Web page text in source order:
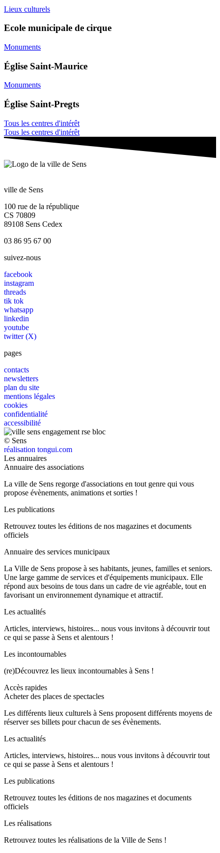
Lieux culturels
Ecole municipale de cirque
Monuments
Église Saint-Maurice
Monuments
Église Saint-Pregts
Tous les centres d'intérêt
Tous les centres d'intérêt
ville de Sens
100 rue de la république
CS 70809
89108 Sens Cedex
03 86 95 67 00
suivez-nous
facebook
instagram
threads
tik tok
whatsapp
linkedin
youtube
twitter (X)
pages
contacts
newsletters
plan du site
mentions légales
cookies
confidentialité
accessibilité
© Sens
réalisation tongui.com
Les annuaires
Annuaire des associations
La ville de Sens regorge d'associations en tout genre qui vous
propose évènements, animations et sorties !
Les publications
Retrouvez toutes les éditions de nos magazines et documents
officiels
Annuaire des services municipaux
La Ville de Sens propose à ses habitants, jeunes, familles et seniors.
Une large gamme de services et d'équipements municipaux. Elle
répond aux besoins de tous dans un cadre de vie agréable, tout en
favorisant un environnement dynamique et attractif.
Les actualités
Articles, interviews, histoires... nous vous invitons à découvrir tout
ce qui se passe à Sens et alentours !
Les incontournables
(re)Découvrez les lieux incontournables à Sens !
Accès rapides
Acheter des places de spectacles
Les différents lieux culturels à Sens proposent différents moyens de
réserver ses billets pour chacun de ses évènements.
Les actualités
Articles, interviews, histoires... nous vous invitons à découvrir tout
ce qui se passe à Sens et alentours !
Les publications
Retrouvez toutes les éditions de nos magazines et documents
officiels
Les réalisations
Retrouvez toutes les réalisations de la Ville de Sens !